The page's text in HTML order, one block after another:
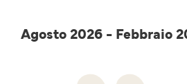
Agosto 2026 - Febbraio